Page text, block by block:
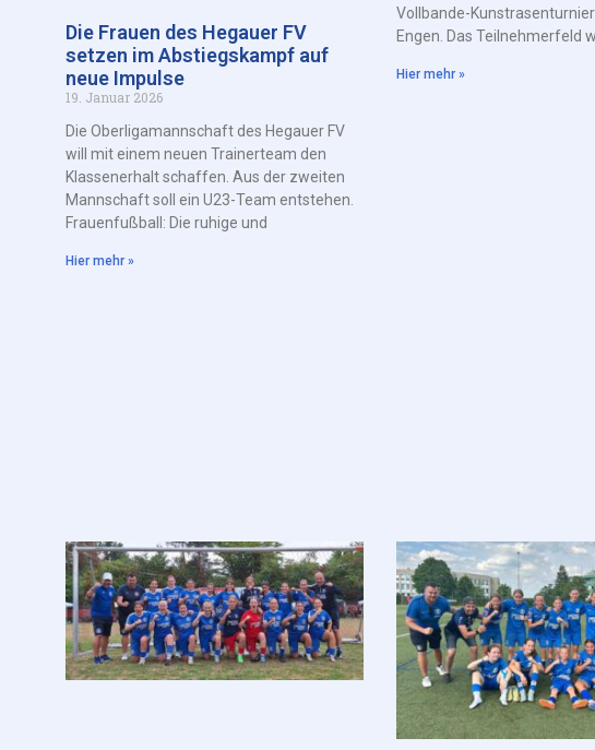
Die Frauen des Hegauer FV
setzen im Abstiegskampf auf
neue Impulse
19. Januar 2026
Die Oberligamannschaft des Hegauer FV
will mit einem neuen Trainerteam den
Klassenerhalt schaffen. Aus der zweiten
Mannschaft soll ein U23-Team entstehen.
Frauenfußball: Die ruhige und
Hier mehr »
Vollbande-
Engen. Das Teilnehmerfeld
Hier mehr »